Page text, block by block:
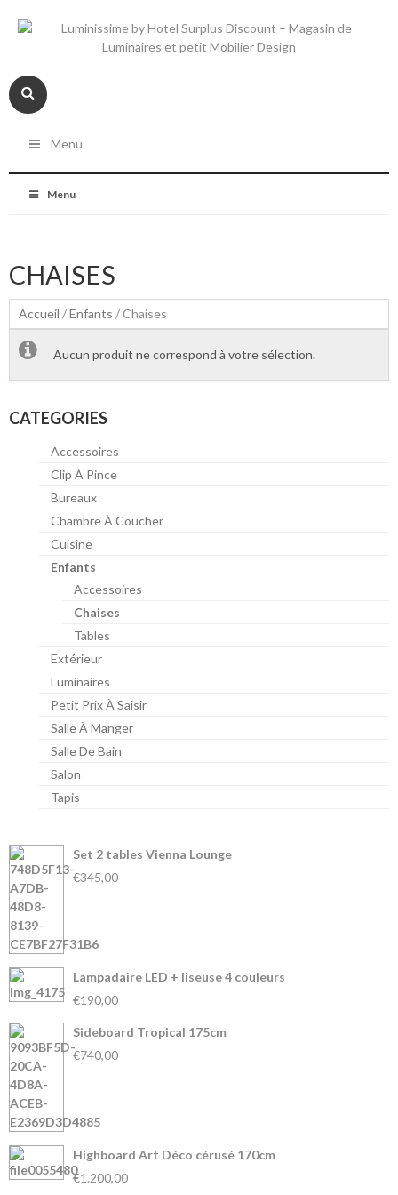
Menu
Menu
CHAISES
Accueil /Enfants / Chaises
Aucun produit ne correspond à votre sélection.
CATEGORIES
Accessoires
Clip À Pince
Bureaux
Chambre À Coucher
Cuisine
Enfants
Accessoires
Chaises
Tables
Extérieur
Luminaires
Petit Prix À Saisir
Salle À Manger
Salle De Bain
Salon
Tapis
Set 2 tables Vienna Lounge
€345,00
Lampadaire LED + liseuse 4 couleurs
€190,00
Sideboard Tropical 175cm
€740,00
Highboard Art Déco cérusé 170cm
€1.200,00